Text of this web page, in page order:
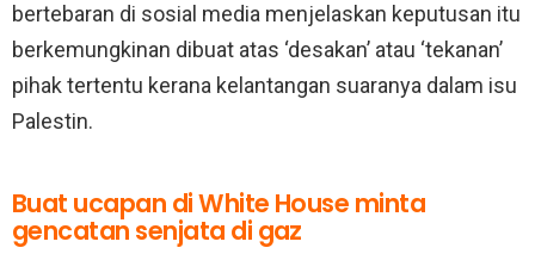
bertebaran di sosial media menjelaskan keputusan itu
berkemungkinan dibuat atas ‘desakan’ atau ‘tekanan’
pihak tertentu kerana kelantangan suaranya dalam isu
Palestin.
Buat ucapan di White House minta
gencatan senjata di gaz